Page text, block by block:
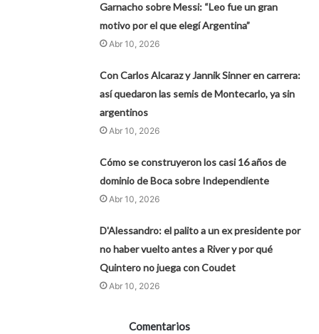
Garnacho sobre Messi: “Leo fue un gran
motivo por el que elegí Argentina”
Abr 10, 2026
Con Carlos Alcaraz y Jannik Sinner en carrera:
así quedaron las semis de Montecarlo, ya sin
argentinos
Abr 10, 2026
Cómo se construyeron los casi 16 años de
dominio de Boca sobre Independiente
Abr 10, 2026
D'Alessandro: el palito a un ex presidente por
no haber vuelto antes a River y por qué
Quintero no juega con Coudet
Abr 10, 2026
Comentarios